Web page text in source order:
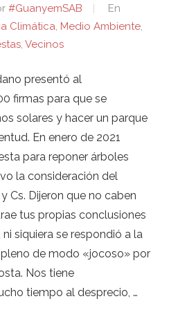
#GuanyemSAB
En
Climática, Medio Ambiente,
, Vecinos
presentó al
firmas para que se
solares y hacer un parque
En enero de 2021
para reponer árboles
la consideración del
Cs. Dijeron que no caben
tus propias conclusiones
siquiera se respondió a la
de modo «jocoso» por
Nos tiene
tiempo al desprecio, …